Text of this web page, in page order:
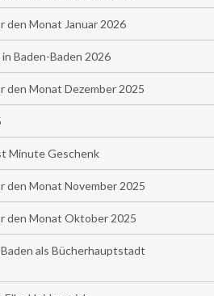
den Monat Januar 2026
Baden-Baden 2026
Monat Dezember 2025
Minute Geschenk
den Monat November 2025
den Monat Oktober 2025
als Bücherhauptstadt